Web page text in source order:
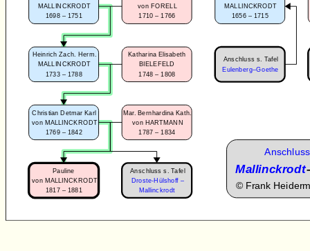
MALLINCKRODT
1698 – 1751
von FORELL
1710 – 1766
Heinrich Zach. Herm.
MALLINCKRODT
1733 – 1788
Katharina Elisabeth
BIELEFELD
1748 – 1808
Christian Detmar Karl
von MALLINCKRODT
1769 – 1842
Mar. Bernhardina Kath.
von HARTMANN
1787 – 1834
Pauline
von MALLINCKRODT
1817 – 1881
MALLINCKRODT
1656 – 1715
Anschluss s. Tafel
Eulenberg–Goethe
Mallinckrodt
© Frank
Anschluss s. Tafel
Droste-Hülshoff –
Mallinckrodt